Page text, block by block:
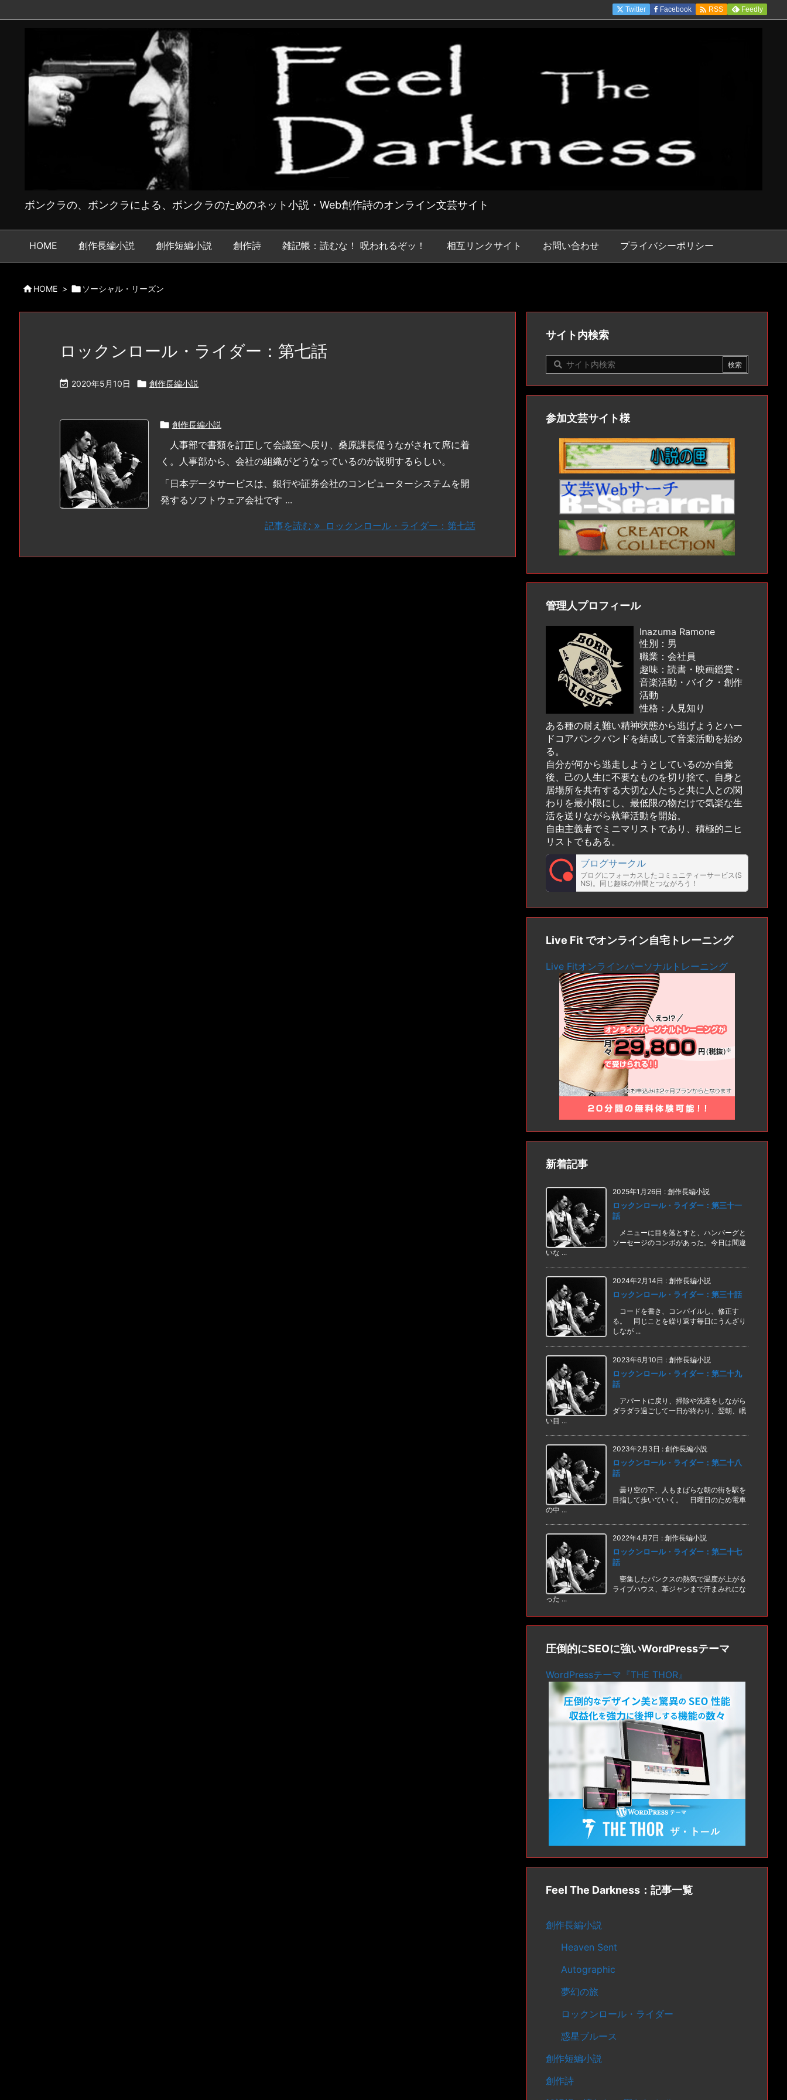
ボンクラの、ボンクラによる、ボンクラのためのネット小説・Web創作詩のオンライン文芸サイト
HOME 創作長編小説 創作短編小説 創作詩 雑記帳：読むな！ 呪われるぞッ！ 相互リンクサイト お問い合わせ プライバシーポリシー
Twitter Facebook  RSS Feedly
HOME >  ソーシャル・リーズン
ロックンロール・ライダー：第七話
 2020年5月10日  創作長編小説
 創作長編小説
人事部で書類を訂正して会議室へ戻り、桑原課長促うながされて席に着
く。人事部から、会社の組織がどうなっているのか説明するらしい。
「日本データサービスは、銀行や証券会社のコンピューターシステムを開
発するソフトウェア会社です ...
記事を読む ロックンロール・ライダー：第七話
サイト内検索
参加文芸サイト様
管理人プロフィール
Inazuma Ramone
性別：男
職業：会社員
趣味：読書・映画鑑賞・
音楽活動・バイク・創作
活動
性格：人見知り
ある種の耐え難い精神状態から逃げようとハー
ドコアパンクバンドを結成して音楽活動を始め
る。
自分が何から逃走しようとしているのか自覚
後、己の人生に不要なものを切り捨て、自身と
居場所を共有する大切な人たちと共に人との関
わりを最小限にし、最低限の物だけで気楽な生
活を送りながら執筆活動を開始。
自由主義者でミニマリストであり、積極的ニヒ
リストでもある。
ブログサークル
ブログにフォーカスしたコミュニティーサービス(S
NS)。同じ趣味の仲間とつながろう！
Live Fit でオンライン自宅トレーニング
Live Fitオンラインパーソナルトレーニング
新着記事
2025年1月26日 : 創作長編小説
ロックンロール・ライダー：第三十一
話
メニューに目を落とすと、ハンバーグと
ソーセージのコンボがあった。今日は間違
いな ...
2024年2月14日 : 創作長編小説
ロックンロール・ライダー：第三十話
コードを書き、コンパイルし、修正す
る。 同じことを繰り返す毎日にうんざり
しなが ...
2023年6月10日 : 創作長編小説
ロックンロール・ライダー：第二十九
話
アパートに戻り、掃除や洗濯をしながら
ダラダラ過ごして一日が終わり、翌朝、眠
い目 ...
2023年2月3日 : 創作長編小説
ロックンロール・ライダー：第二十八
話
曇り空の下、人もまばらな朝の街を駅を
目指して歩いていく。 日曜日のため電車
の中 ...
2022年4月7日 : 創作長編小説
ロックンロール・ライダー：第二十七
話
密集したパンクスの熱気で温度が上がる
ライブハウス、革ジャンまで汗まみれにな
った ...
圧倒的にSEOに強いWordPressテーマ
WordPressテーマ『THE THOR』
Feel The Darkness：記事一覧
創作長編小説
Heaven Sent
Autographic
夢幻の旅
ロックンロール・ライダー
惑星ブルース
創作短編小説
創作詩